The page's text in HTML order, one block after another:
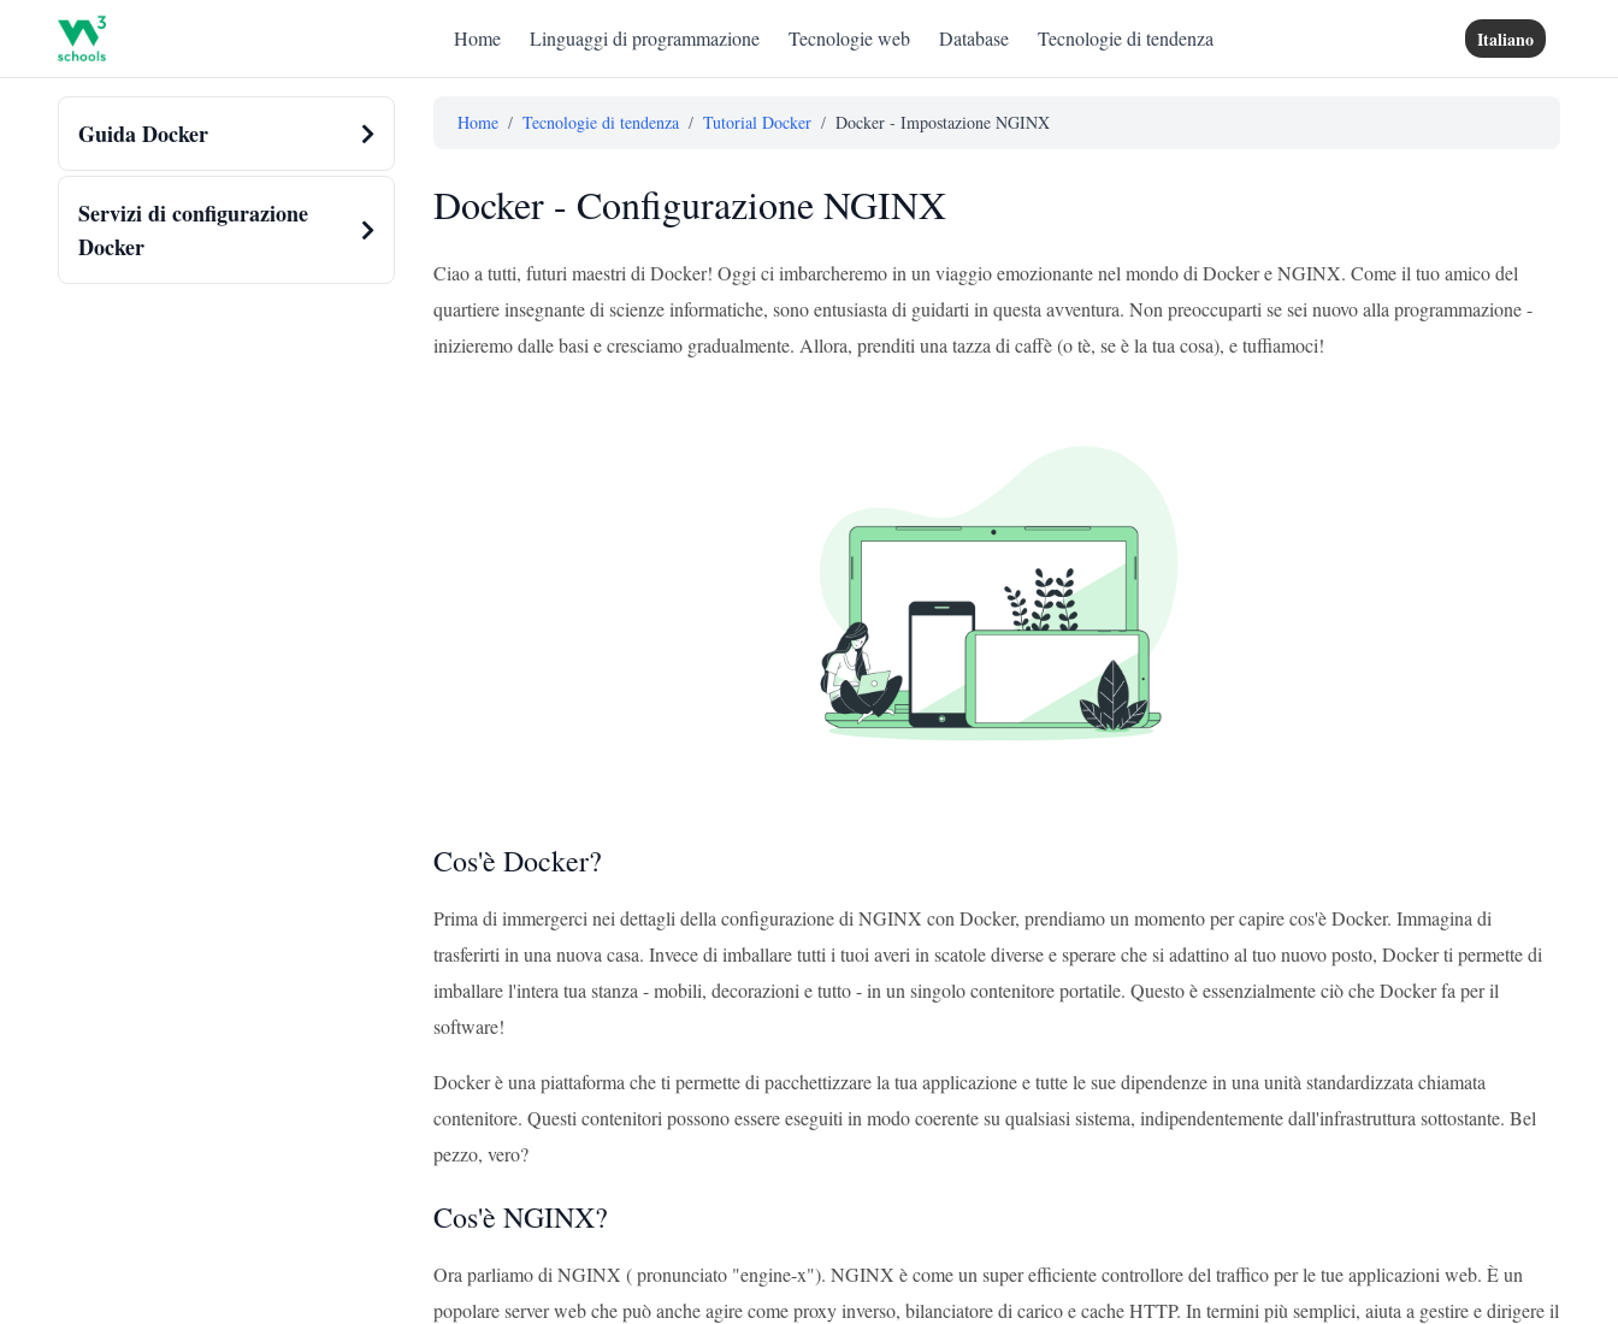
Home Linguaggi di programmazione Tecnologie web Database Tecnologie di tendenza Italiano
Guida Docker
Servizi di configurazione
Docker
Home / Tecnologie di tendenza / Tutorial Docker / Docker - Impostazione NGINX
Docker - Configurazione NGINX
Ciao a tutti, futuri maestri di Docker! Oggi ci imbarcheremo in un viaggio emozionante nel mondo di Docker e NGINX. Come il tuo amico del
quartiere insegnante di scienze informatiche, sono entusiasta di guidarti in questa avventura. Non preoccuparti se sei nuovo alla programmazione -
inizieremo dalle basi e cresciamo gradualmente. Allora, prenditi una tazza di caffè (o tè, se è la tua cosa), e tuffiamoci!
Cos'è Docker?
Prima di immergerci nei dettagli della configurazione di NGINX con Docker, prendiamo un momento per capire cos'è Docker. Immagina di
trasferirti in una nuova casa. Invece di imballare tutti i tuoi averi in scatole diverse e sperare che si adattino al tuo nuovo posto, Docker ti permette di
imballare l'intera tua stanza - mobili, decorazioni e tutto - in un singolo contenitore portatile. Questo è essenzialmente ciò che Docker fa per il
software!
Docker è una piattaforma che ti permette di pacchettizzare la tua applicazione e tutte le sue dipendenze in una unità standardizzata chiamata
contenitore. Questi contenitori possono essere eseguiti in modo coerente su qualsiasi sistema, indipendentemente dall'infrastruttura sottostante. Bel
pezzo, vero?
Cos'è NGINX?
Ora parliamo di NGINX ( pronunciato "engine-x"). NGINX è come un super efficiente controllore del traffico per le tue applicazioni web. È un
popolare server web che può anche agire come proxy inverso, bilanciatore di carico e cache HTTP. In termini più semplici, aiuta a gestire e dirigere il